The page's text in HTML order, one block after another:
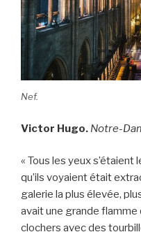
Nef.
Victor Hugo. Notre-
« Tous les yeux s’étaient
qu’ils voyaient était
galerie la plus élevée,
avait une grande
clochers avec des